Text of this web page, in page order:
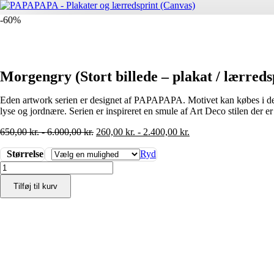
-60%
Morgengry (Stort billede – plakat /
Eden artwork serien er designet af PAPAPAPA. Motivet kan købes i
lyse og jordnære. Serien er inspireret en smule af Art Deco stilen der
650,00kr.-6.000,00kr. 260,00 kr. - 2.400,00 kr.
Størrelse
Ryd
Morgengry
(Stort
billede
-
Tilføj til kurv